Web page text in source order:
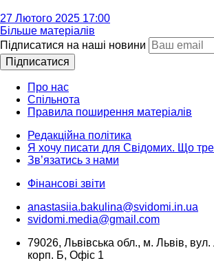
27 Лютого 2025 17:00
Більше матеріалів
Підписатися на наші новини
Підписатися
Про нас
Спільнота
Правила поширення матеріалів
Редакційна політика
Я хочу писати для Свідомих. Що
Зв’язатись з нами
Фінансові звіти
anastasiia.bakulina@svidomi.in.ua
svidomi.media@gmail.com
79026, Львівська обл., м. Львів,
корп. Б, Офіс 1